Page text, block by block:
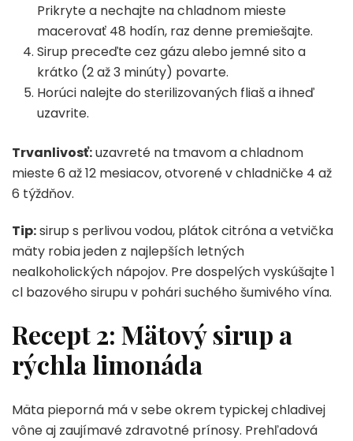
Prikryte a nechajte na chladnom mieste
macerovať 48 hodín, raz denne premiešajte.
Sirup preceďte cez gázu alebo jemné sito a
krátko (2 až 3 minúty) povarte.
Horúci nalejte do sterilizovaných fliaš a ihneď
uzavrite.
Trvanlivosť:uzavreté na tmavom a chladnom
mieste 6 až 12 mesiacov, otvorené v chladničke 4 až
6 týždňov.
Tip:sirup s perlivou vodou, plátok citróna a vetvička
mäty robia jeden z najlepších letných
nealkoholických nápojov. Pre dospelých vyskúšajte 1
cl bazového sirupu v pohári suchého šumivého vína.
Recept 2: Mätový sirup a
rýchla limonáda
Mäta pieporná má v sebe okrem typickej chladivej
vône aj zaujímavé zdravotné prínosy. Prehľadová